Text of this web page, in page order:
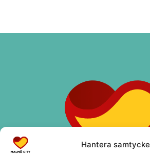
Hantera samtycke